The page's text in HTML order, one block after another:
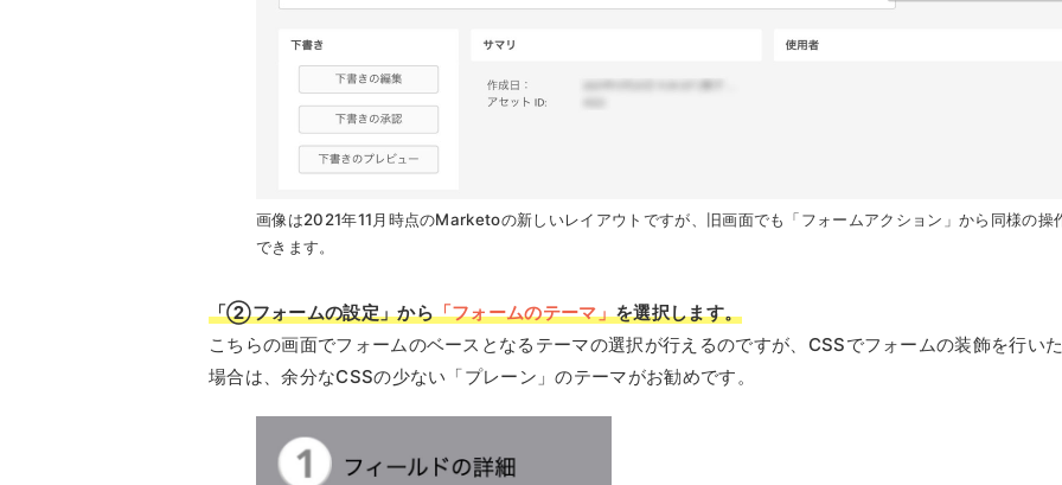
画像は2021年11月時点のMarketoの新しいレイアウトですが、旧画面でも「フォームアクション」から同様の操
できます。
「②フォームの設定」から「フォームのテーマ」を選択します。
こちらの画面でフォームのベースとなるテーマの選択が行えるのですが、CSSでフォームの装飾を行い
場合は、余分なCSSの少ない「プレーン」のテーマがお勧めです。